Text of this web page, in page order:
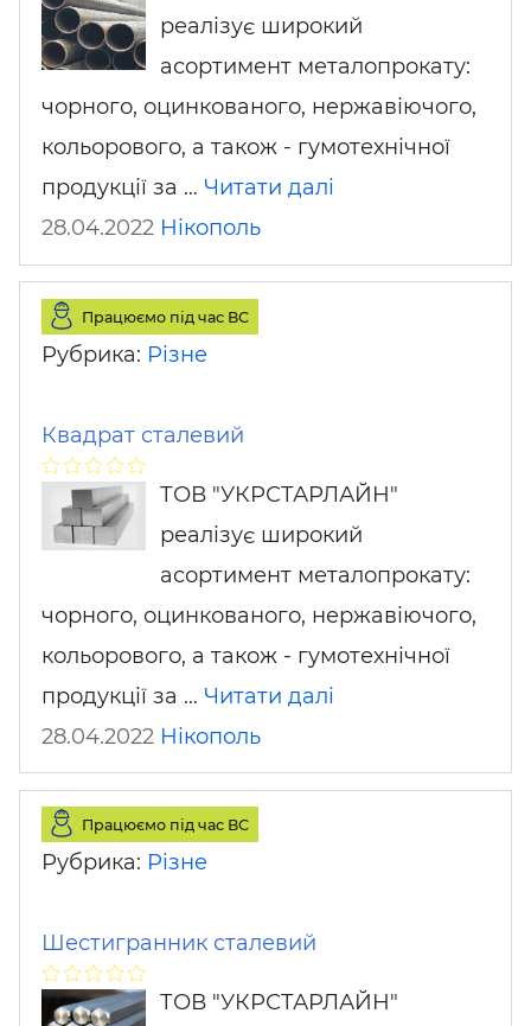
реалізує широкий
асортимент металопрокату:
чорного, оцинкованого, нержавіючого,
кольорового, а також - гумотехнічної
продукції за … Читати далі
28.04.2022 Нікополь
Працюємо під час ВС
Рубрика: Різне
Квадрат сталевий
ТОВ "УКРСТАРЛАЙН"
реалізує широкий
асортимент металопрокату:
чорного, оцинкованого, нержавіючого,
кольорового, а також - гумотехнічної
продукції за … Читати далі
28.04.2022 Нікополь
Працюємо під час ВС
Рубрика: Різне
Шестигранник сталевий
ТОВ "УКРСТАРЛАЙН"